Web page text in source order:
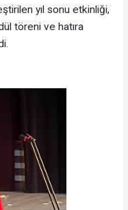
yıl sonu etkinliği,
töreni ve hatıra